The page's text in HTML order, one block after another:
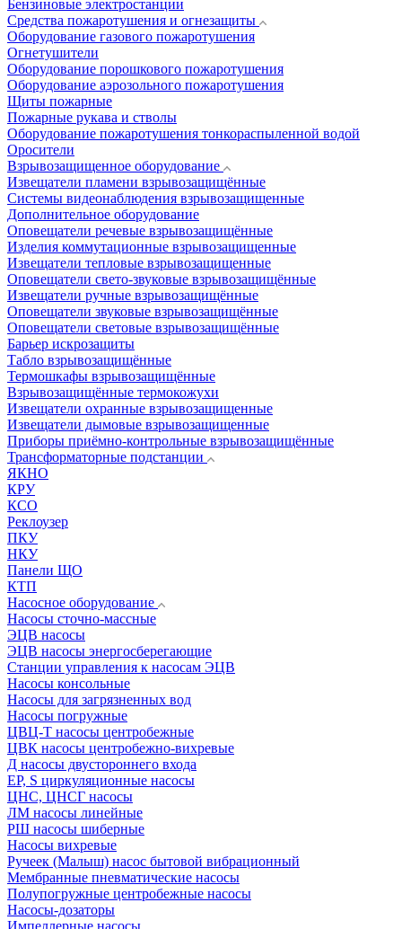
Бензиновые электростанции
Средства пожаротушения и огнезащиты
Оборудование газового пожаротушения
Огнетушители
Оборудование порошкового пожаротушения
Оборудование аэрозольного пожаротушения
Щиты пожарные
Пожарные рукава и стволы
Оборудование пожаротушения тонкораспыленной водой
Оросители
Взрывозащищенное оборудование
Извещатели пламени взрывозащищённые
Системы видеонаблюдения взрывозащищенные
Дополнительное оборудование
Оповещатели речевые взрывозащищённые
Изделия коммутационные взрывозащищенные
Извещатели тепловые взрывозащищенные
Оповещатели свето-звуковые взрывозащищённые
Извещатели ручные взрывозащищённые
Оповещатели звуковые взрывозащищённые
Оповещатели световые взрывозащищённые
Барьер искрозащиты
Табло взрывозащищённые
Термошкафы взрывозащищённые
Взрывозащищённые термокожухи
Извещатели охранные взрывозащищенные
Извещатели дымовые взрывозащищенные
Приборы приёмно-контрольные взрывозащищённые
Трансформаторные подстанции
ЯКНО
КРУ
КСО
Реклоузер
ПКУ
НКУ
Панели ЩО
КТП
Насосное оборудование
Насосы сточно-массные
ЭЦВ насосы
ЭЦВ насосы энергосберегающие
Станции управления к насосам ЭЦВ
Насосы консольные
Насосы для загрязненных вод
Насосы погружные
ЦВЦ-Т насосы центробежные
ЦВК насосы центробежно-вихревые
Д насосы двустороннего входа
EP, S циркуляционные насосы
ЦНС, ЦНСГ насосы
ЛМ насосы линейные
РШ насосы шиберные
Насосы вихревые
Ручеек (Малыш) насос бытовой вибрационный
Мембранные пневматические насосы
Полупогружные центробежные насосы
Насосы-дозаторы
Импеллерные насосы